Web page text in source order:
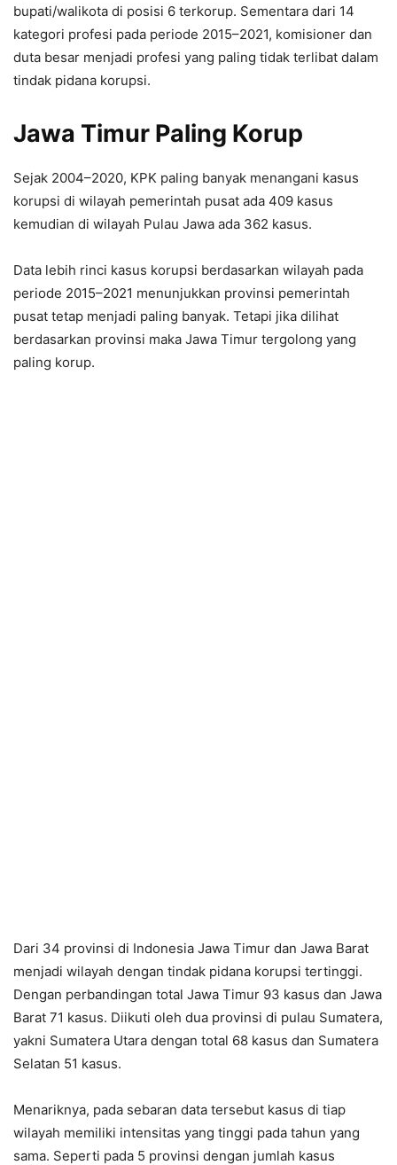
bupati/walikota di posisi 6 terkorup. Sementara dari 14
kategori profesi pada periode 2015–2021, komisioner dan
duta besar menjadi profesi yang paling tidak terlibat dalam
tindak pidana korupsi.
Jawa Timur Paling Korup
Sejak 2004–2020, KPK paling banyak menangani kasus
korupsi di wilayah pemerintah pusat ada 409 kasus
kemudian di wilayah Pulau Jawa ada 362 kasus.
Data lebih rinci kasus korupsi berdasarkan wilayah pada
periode 2015–2021 menunjukkan provinsi pemerintah
pusat tetap menjadi paling banyak. Tetapi jika dilihat
berdasarkan provinsi maka Jawa Timur tergolong yang
paling korup.
Dari 34 provinsi di Indonesia Jawa Timur dan Jawa Barat
menjadi wilayah dengan tindak pidana korupsi tertinggi.
Dengan perbandingan total Jawa Timur 93 kasus dan Jawa
Barat 71 kasus. Diikuti oleh dua provinsi di pulau Sumatera,
yakni Sumatera Utara dengan total 68 kasus dan Sumatera
Selatan 51 kasus.
Menariknya, pada sebaran data tersebut kasus di tiap
wilayah memiliki intensitas yang tinggi pada tahun yang
sama. Seperti pada 5 provinsi dengan jumlah kasus